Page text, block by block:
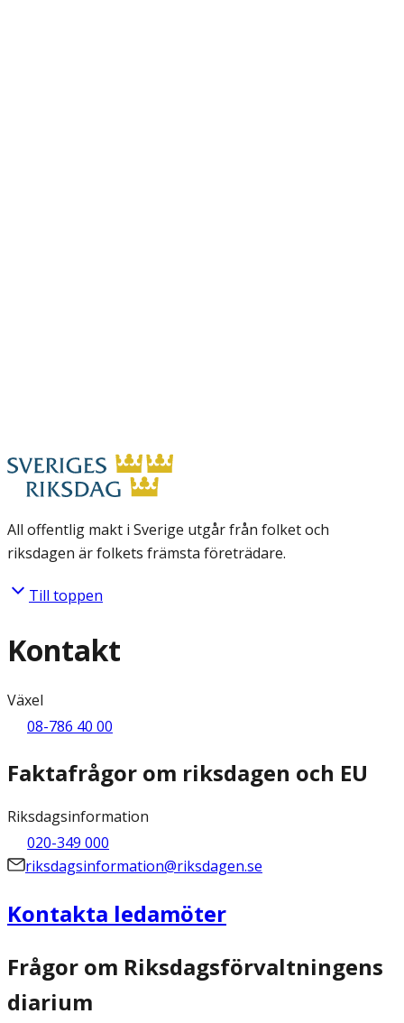
All offentlig makt i Sverige utgår från folket och
riksdagen är folkets främsta företrädare.
Till toppen
Kontakt
Växel
08-786 40 00
Faktafrågor om riksdagen och EU
Riksdagsinformation
020-349 000
riksdagsinformation@riksdagen.se
Kontakta ledamöter
Frågor om Riksdagsförvaltningens
diarium